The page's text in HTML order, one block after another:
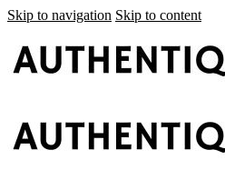
Skip to navigation Skip to content